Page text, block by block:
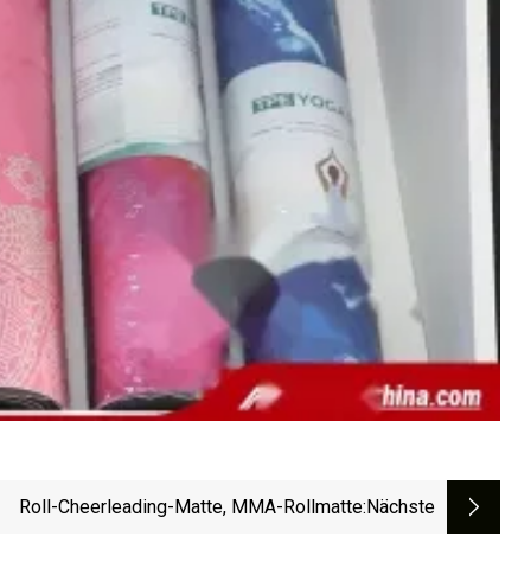
Roll-Cheerleading-Matte, MMA-Rollmatte:nächste